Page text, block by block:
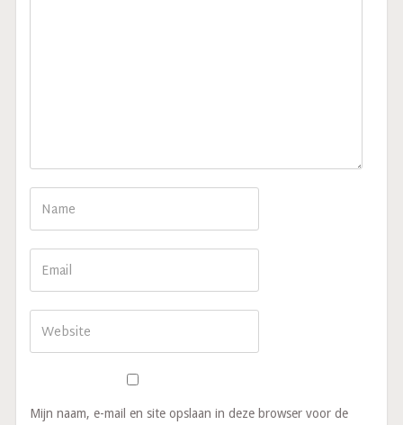
Mijn naam, e-mail en site opslaan in deze browser voor de